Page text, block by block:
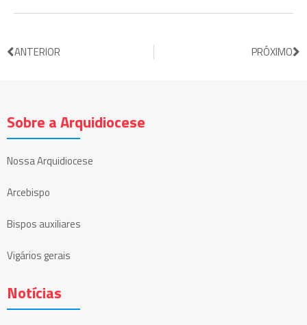
ANTERIOR PRÓXIMO
Sobre a Arquidiocese
Nossa Arquidiocese
Arcebispo
Bispos auxiliares
Vigários gerais
Notícias